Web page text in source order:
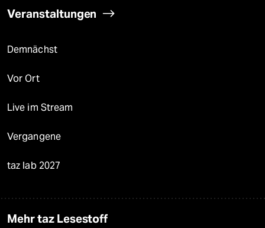
Veranstaltungen
Demnächst
Vor Ort
Live im Stream
Vergangene
taz lab 2027
Mehr taz Lesestoff